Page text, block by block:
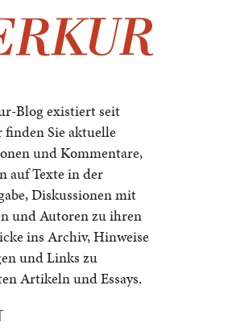
Blog existiert seit
finden Sie aktuelle
und Kommentare,
auf Texte in der
Diskussionen mit
und Autoren zu ihren
ins Archiv, Hinweise
und Links zu
Artikeln und Essays.